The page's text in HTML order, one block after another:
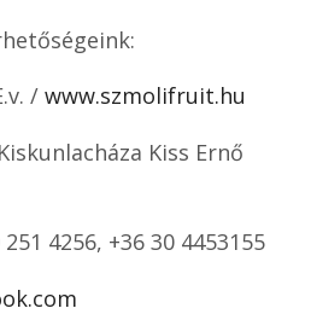
/ www.szmolifruit.hu
Kiss Ernő
4256, +36 30 4453155